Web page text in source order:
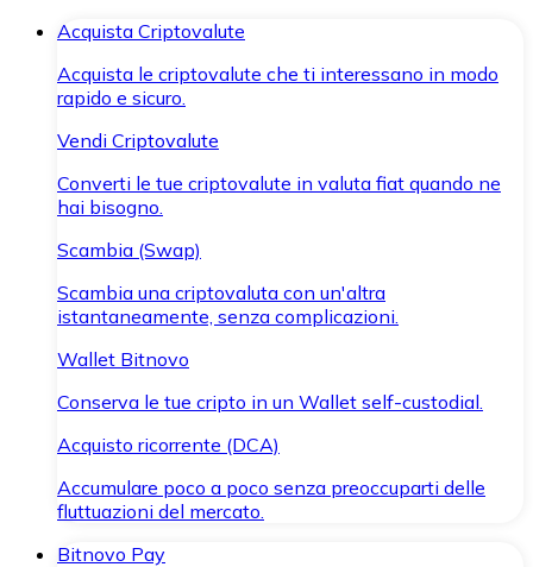
Acquista Criptovalute
Acquista le criptovalute che ti interessano in modo
rapido e sicuro.
Vendi Criptovalute
Converti le tue criptovalute in valuta fiat quando ne
hai bisogno.
Scambia (Swap)
Scambia una criptovaluta con un'altra
istantaneamente, senza complicazioni.
Wallet Bitnovo
Conserva le tue cripto in un Wallet self-custodial.
Acquisto ricorrente (DCA)
Accumulare poco a poco senza preoccuparti delle
fluttuazioni del mercato.
Bitnovo Pay